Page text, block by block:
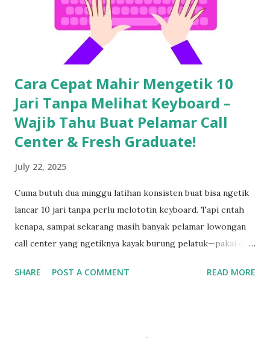
Cara Cepat Mahir Mengetik 10
Jari Tanpa Melihat Keyboard –
Wajib Tahu Buat Pelamar Call
Center & Fresh Graduate!
July 22, 2025
Cuma butuh dua minggu latihan konsisten buat bisa ngetik
lancar 10 jari tanpa perlu melototin keyboard. Tapi entah
kenapa, sampai sekarang masih banyak pelamar lowongan
call center yang ngetiknya kayak burung pelatuk—pakai dua
utama kalau kerja di dunia pelayanan pelanggan. Gak Bisa
SHARE POST A COMMENT READ MORE